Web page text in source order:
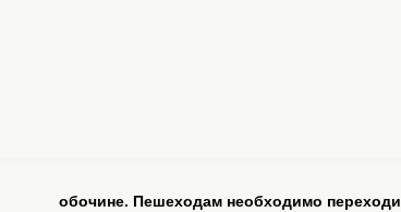
обочине. Пешеходам необходимо